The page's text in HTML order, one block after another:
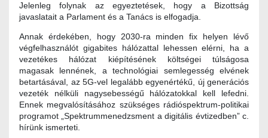
Jelenleg folynak az egyeztetések, hogy a Bizottság
javaslatait a Parlament és a Tanács is elfogadja.
Annak érdekében, hogy 2030-ra minden fix helyen lévő
végfelhasználót gigabites hálózattal lehessen elérni, ha a
vezetékes hálózat kiépítésének költségei túlságosa
magasak lennének, a technológiai semlegesség elvének
betartásával, az 5G-vel legalább egyenértékű, új generációs
vezeték nélküli nagysebességű hálózatokkal kell lefedni.
Ennek megvalósításához szükséges rádióspektrum-politikai
programot „Spektrummenedzsment a digitális évtizedben” c.
hírünk ismerteti.